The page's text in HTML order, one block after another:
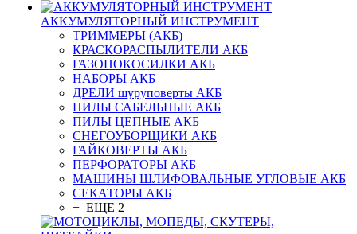
АККУМУЛЯТОРНЫЙ ИНСТРУМЕНТ
ТРИММЕРЫ (АКБ)
КРАСКОРАСПЫЛИТЕЛИ АКБ
ГАЗОНОКОСИЛКИ АКБ
НАБОРЫ АКБ
ДРЕЛИ шуруповерты АКБ
ПИЛЫ САБЕЛЬНЫЕ АКБ
ПИЛЫ ЦЕПНЫЕ АКБ
СНЕГОУБОРЩИКИ АКБ
ГАЙКОВЕРТЫ АКБ
ПЕРФОРАТОРЫ АКБ
МАШИНЫ ШЛИФОВАЛЬНЫЕ УГЛОВЫЕ АКБ
СЕКАТОРЫ АКБ
+ ЕЩЕ 2